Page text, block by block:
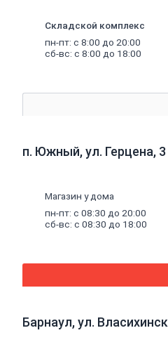
Наборы
Ящики
Гвозди, крепеж
Дюбели
Складской комплекс
пн-пт: с 8:00 до 20:00
сб-вс: с 8:00 до 18:00
п. Южный, ул. Герцена, 3
Магазин у дома
пн-пт: с 08:30 до 20:00
сб-вс: с 08:30 до 18:00
Барнаул, ул.